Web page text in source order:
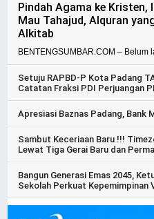
Pindah Agama ke Kristen,
Mau Tahajud, Alquran
Alkitab
BENTENGSUMBAR.COM – Belum
Setuju RAPBD-P Kota Padang
Catatan Fraksi PDI Perjuangan
Apresiasi Baznas Padang, Bank
Sambut Keceriaan Baru !!!
Lewat Tiga Gerai Baru dan
Bangun Generasi Emas 2045,
Sekolah Perkuat Kepemimpinan